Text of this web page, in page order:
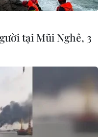
tại Mũi Nghê, 3